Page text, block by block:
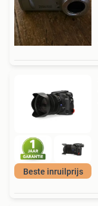
Beste inruilprijs